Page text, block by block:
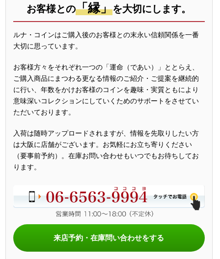
お客様との「縁」を大切にします。
ルナ・コインはご購入後のお客様との末永い信頼関係を一番
大切に思っています。
お客様方々をそれぞれ一つの「運命（であい）」ととらえ、
ご購入商品にまつわる更なる情報のご紹介・ご提案を継続的
に行い、年数をかけお客様のコインを趣味・実質ともにより
意味深いコレクションにしていくためのサポートをさせてい
ただいております。
入荷は随時アップロードされますが、情報を先取りしたい方
は大阪に店舗がございます。お気軽にお立ち寄りください
（要事前予約）。在庫お問い合わせもいつでもお待ちしてお
ります。
来店予約・在庫問い合わせをする